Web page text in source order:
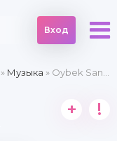
Вход
» Музыка » Oybek Sangin - Ala Sabza
+ !